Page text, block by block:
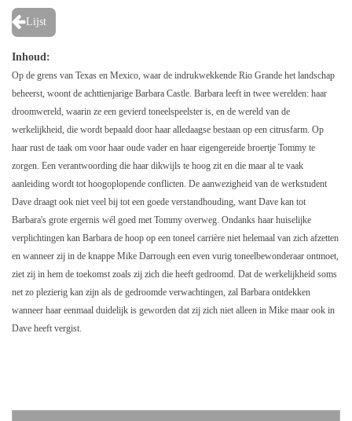
Lijst
Inhoud:
Op de grens van Texas en Mexico, waar de indrukwekkende Rio Grande het landschap
beheerst, woont de achttienjarige Barbara Castle. Barbara leeft in twee werelden: haar
droomwereld, waarin ze een gevierd toneelspeelster is, en de wereld van de
werkelijkheid, die wordt bepaald door haar alledaagse bestaan op een citrusfarm. Op
haar rust de taak om voor haar oude vader en haar eigengereide broertje Tommy te
zorgen. Een verantwoording die haar dikwijls te hoog zit en die maar al te vaak
aanleiding wordt tot hoogoplopende conflicten. De aanwezigheid van de werkstudent
Dave draagt ook niet veel bij tot een goede verstandhouding, want Dave kan tot
Barbara's grote ergernis wél goed met Tommy overweg. Ondanks haar huiselijke
verplichtingen kan Barbara de hoop op een toneel carrière niet helemaal van zich afzetten
en wanneer zij in de knappe Mike Darrough een even vurig toneelbewonderaar ontmoet,
ziet zij in hem de toekomst zoals zij zich die heeft gedroomd. Dat de werkelijkheid soms
net zo plezierig kan zijn als de gedroomde verwachtingen, zal Barbara ontdekken
wanneer haar eenmaal duidelijk is geworden dat zij zich niet alleen in Mike maar ook in
Dave heeft vergist.